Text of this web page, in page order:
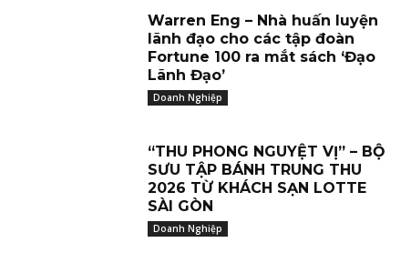
Warren Eng – Nhà huấn luyện
lãnh đạo cho các tập đoàn
Fortune 100 ra mắt sách ‘Đạo
Lãnh Đạo’
Doanh Nghiệp
“THU PHONG NGUYỆT VỊ” – BỘ
SƯU TẬP BÁNH TRUNG THU
2026 TỪ KHÁCH SẠN LOTTE
SÀI GÒN
Doanh Nghiệp